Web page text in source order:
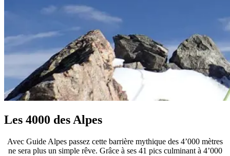
Les 4000 des Alpes
Avec Guide Alpes passez cette barrière mythique des 4’000 mètres
ne sera plus un simple rêve. Grâce à ses 41 pics culminant à 4’000